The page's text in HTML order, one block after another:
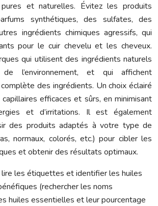
et naturelles. Évitez les produits
synthétiques, des sulfates, des
ingrédients chimiques agressifs, qui
pour le cuir chevelu et les cheveux.
qui utilisent des ingrédients naturels
l’environnement, et qui affichent
des ingrédients. Un choix éclairé
efficaces et sûrs, en minimisant
et d’irritations. Il est également
des produits adaptés à votre type de
normaux, colorés, etc.) pour cibler les
et obtenir des résultats optimaux.
lire les étiquettes et identifier les huiles
(rechercher les noms
huiles essentielles et leur pourcentage